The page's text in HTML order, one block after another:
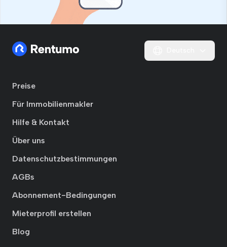
Preise
Für Immobilienmakler
Hilfe & Kontakt
Über uns
Datenschutzbestimmungen
AGBs
Abonnement-Bedingungen
Mieterprofil erstellen
Blog